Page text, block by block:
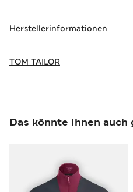
Herstellerinformationen
TOM TAILOR
Das könnte Ihnen auch